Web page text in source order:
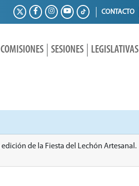
CONTACTO
COMISIONES SESIONES LEGISLATIVAS
de la Fiesta del Lechón Artesanal.